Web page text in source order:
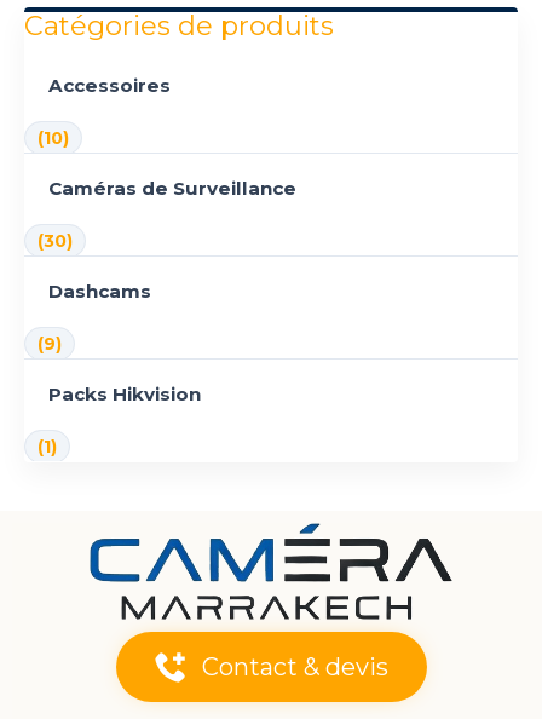
Catégories de produits
Accessoires
(10)
Caméras de Surveillance
(30)
Dashcams
(9)
Packs Hikvision
(1)
Contact & devis